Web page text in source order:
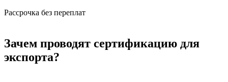
Рассрочка без переплат
Зачем проводят сертификацию для
экспорта?